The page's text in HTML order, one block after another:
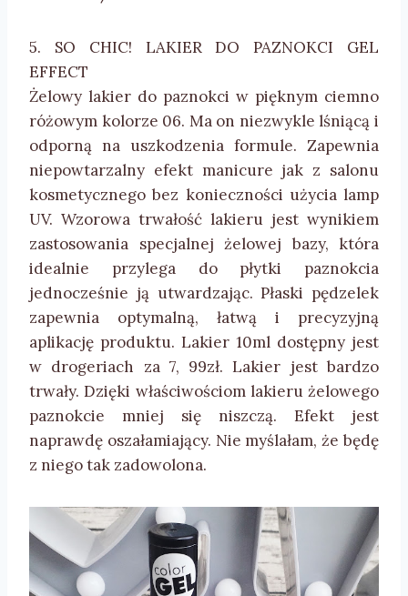
5. SO CHIC! LAKIER DO PAZNOKCI GEL
EFFECT
Żelowy lakier do paznokci w pięknym ciemno
różowym kolorze 06. Ma on niezwykle lśniącą i
odporną na uszkodzenia formule. Zapewnia
niepowtarzalny efekt manicure jak z salonu
kosmetycznego bez konieczności użycia lamp
UV. Wzorowa trwałość lakieru jest wynikiem
zastosowania specjalnej żelowej bazy, która
idealnie przylega do płytki paznokcia
jednocześnie ją utwardzając. Płaski pędzelek
zapewnia optymalną, łatwą i precyzyjną
aplikację produktu. Lakier 10ml dostępny jest
w drogeriach za 7, 99zł. Lakier jest bardzo
trwały. Dzięki właściwościom lakieru żelowego
paznokcie mniej się niszczą. Efekt jest
naprawdę oszałamiający. Nie myślałam, że będę
z niego tak zadowolona.